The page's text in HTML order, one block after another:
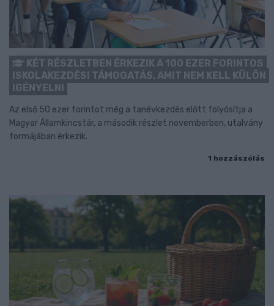
KÉT RÉSZLETBEN ÉRKEZIK A 100 EZER FORINTOS
ISKOLAKEZDÉSI TÁMOGATÁS, AMIT NEM KELL KÜLÖN
IGÉNYELNI
Az első 50 ezer forintot még a tanévkezdés előtt folyósítja a
Magyar Államkincstár, a második részlet novemberben, utalvány
formájában érkezik.
1 hozzászólás